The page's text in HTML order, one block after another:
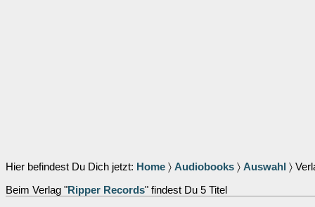
Hier befindest Du Dich jetzt: Home 〉 Audiobooks 〉 Auswahl 〉
Beim Verlag "Ripper Records" findest Du 5 Titel